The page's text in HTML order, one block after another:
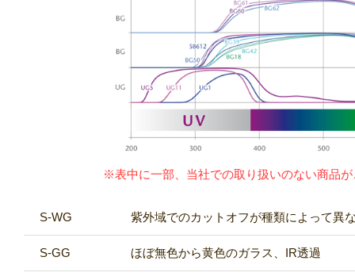
※表中に一部、当社での取り扱いのない商品
S-WG 紫外域でのカットオフが種類によって異
S-GG ほぼ無色から黄色のガラス、IR透過